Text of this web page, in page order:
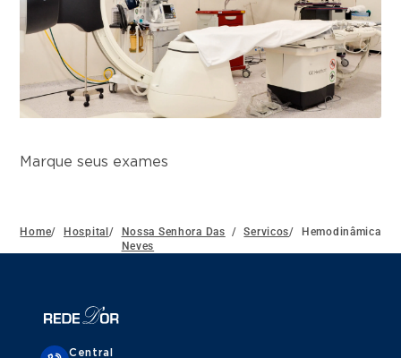
Marque seus exames
Home/ Hospital/
Nossa Senhora Das
Neves
/ Servicos/ Hemodinâmica
Central